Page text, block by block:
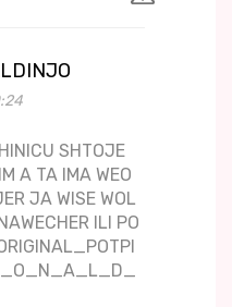
SHTOJE
A TA IMA WEO
JA WISE WOL
ILI PO